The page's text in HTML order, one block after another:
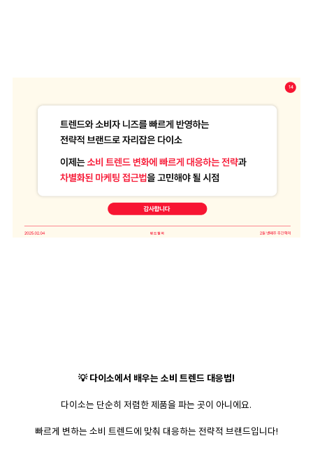
💡 다이소에서 배우는 소비 트렌드 대응법!
다이소는 단순히 저렴한 제품을 파는 곳이 아니에요.
빠르게 변하는 소비 트렌드에 맞춰 대응하는 전략적 브랜드입니다!